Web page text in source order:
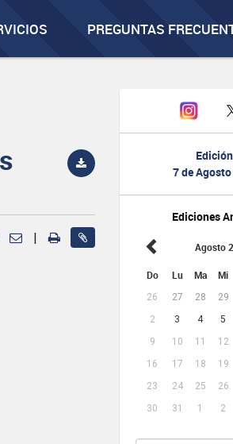
PREGUNTAS
7 de
Ediciones
Agosto
Do Lu Ma Mi
26 27 28 29
2
3 4 5
9
10 11 12
16
17 18 19
23
24 25 26
30
31 1 2
|